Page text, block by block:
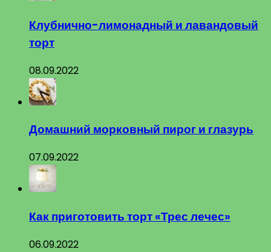
Клубнично-лимонадный и лавандовый
торт
08.09.2022
Домашний морковный пирог и глазурь
07.09.2022
Как приготовить торт «Трес лечес»
06.09.2022